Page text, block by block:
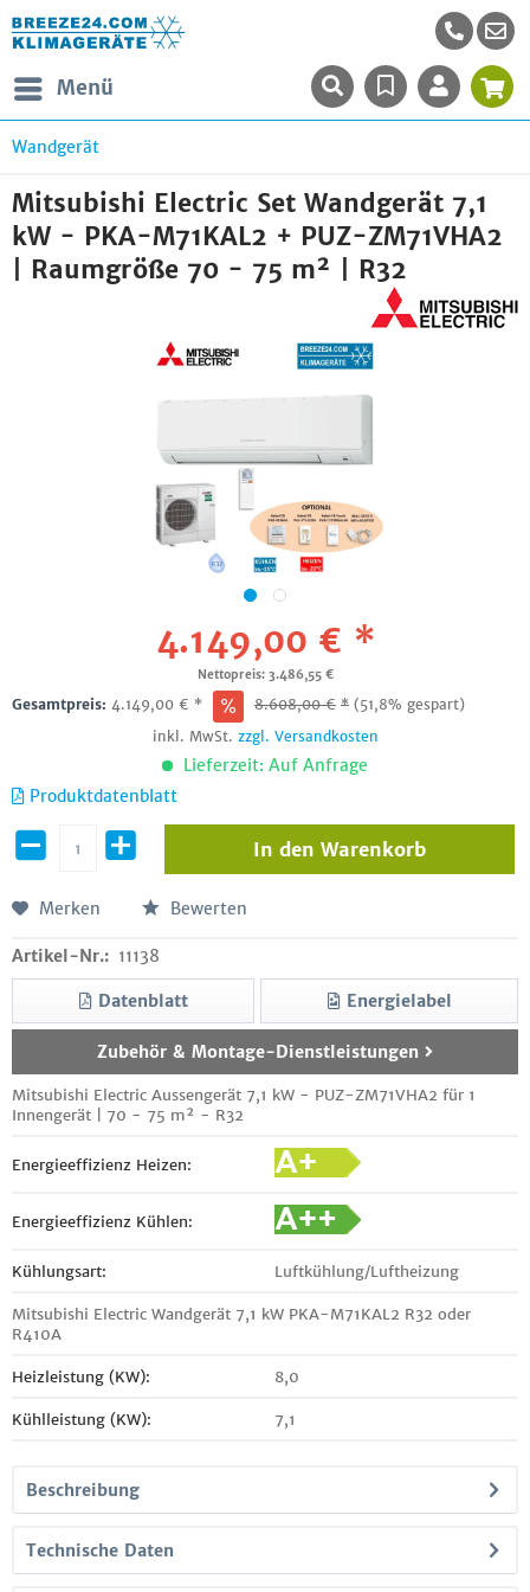
Menü
Wandgerät
Mitsubishi Electric Set Wandgerät 7,1
kW - PKA-M71KAL2 + PUZ-ZM71VHA2
| Raumgröße 70 - 75 m² | R32
4.149,00 € *
Nettopreis: 3.486,55 €
Gesamtpreis: 4.149,00 € * 8.608,00€ * (51,8% gespart)
inkl. MwSt. zzgl. Versandkosten
Lieferzeit: Auf Anfrage
Produktdatenblatt
In den Warenkorb
Merken Bewerten
Artikel-Nr.: 11138
Datenblatt Energielabel
Zubehör & Montage-Dienstleistungen
Mitsubishi Electric Aussengerät 7,1 kW - PUZ-ZM71VHA2 für 1
Innengerät | 70 - 75 m² - R32
Energieeffizienz Heizen:
Energieeffizienz Kühlen:
Kühlungsart: Luftkühlung/Luftheizung
Mitsubishi Electric Wandgerät 7,1 kW PKA-M71KAL2 R32 oder
R410A
Heizleistung (KW): 8,0
Kühlleistung (KW): 7,1
Beschreibung
Technische Daten